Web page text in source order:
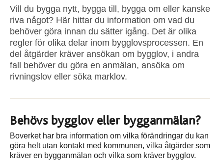
Vill du bygga nytt, bygga till, bygga om eller kanske
riva något? Här hittar du information om vad du
behöver göra innan du sätter igång. Det är olika
regler för olika delar inom bygglovsprocessen. En
del åtgärder kräver ansökan om bygglov, i andra
fall behöver du göra en anmälan, ansöka om
rivningslov eller söka marklov.
Behövs bygglov eller bygganmälan?
Boverket har bra information om vilka förändringar du kan
göra helt utan kontakt med kommunen, vilka åtgärder som
kräver en bygganmälan och vilka som kräver bygglov.